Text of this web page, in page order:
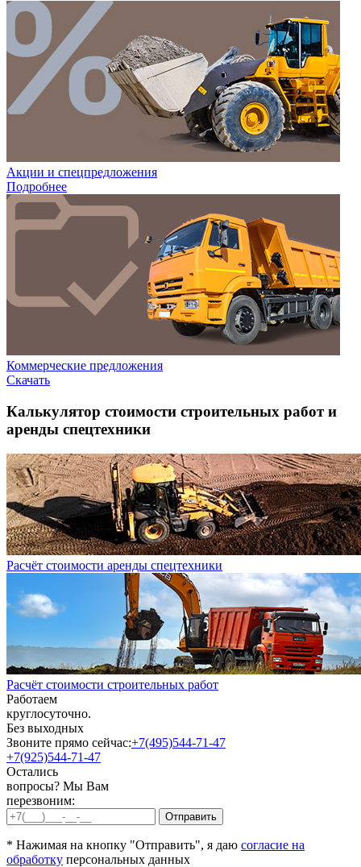
Акции и спецпредложения
Подробнее
Коммерческие предложения
Скачать
Калькулятор стоимости строительных работ и
аренды спецтехники
Расчёт стоимости аренды спецтехники
Расчёт стоимости строительных работ
Работаем
круглосуточно.
Без выходных
Звоните прямо сейчас:+7(495)544-71-47
+7(925)544-71-47
Остались
вопросы? Мы Вам
перезвоним:
* Нажимая на кнопку "Отправить", я даю согласие на
обработку персональных данных